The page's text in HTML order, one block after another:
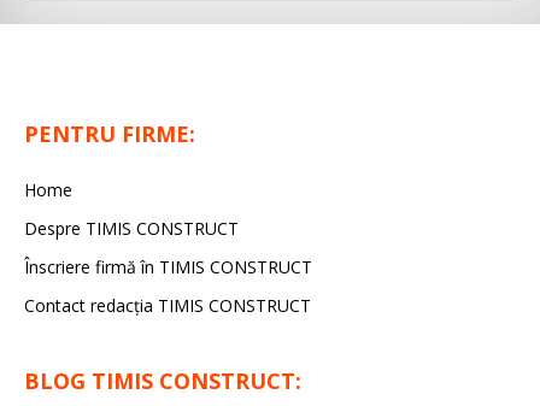
PENTRU FIRME:
Home
Despre TIMIS CONSTRUCT
Înscriere firmă în TIMIS CONSTRUCT
Contact redacția TIMIS CONSTRUCT
BLOG TIMIS CONSTRUCT: